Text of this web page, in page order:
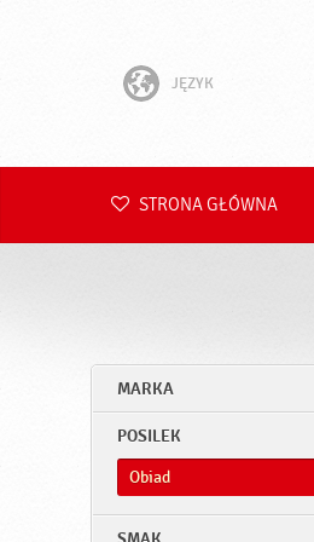
JĘZYK
Hrvatski
Română
Deutsch
STRONA GŁÓWNA
MARKA
POSILEK
Obiad